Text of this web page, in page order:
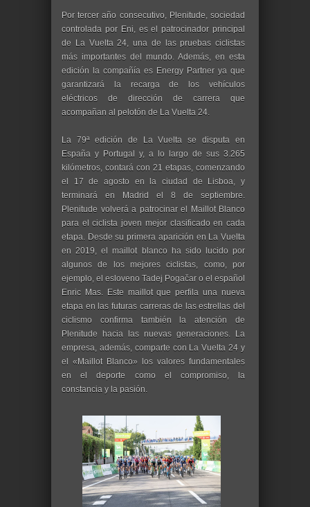
Por tercer año consecutivo, Plenitude, sociedad
controlada por Eni, es el patrocinador principal
de La Vuelta 24, una de las pruebas ciclistas
más importantes del mundo. Además, en esta
edición la compañía es Energy Partner ya que
garantizará la recarga de los vehículos
eléctricos de dirección de carrera que
acompañan al pelotón de La Vuelta 24.
La 79ª edición de La Vuelta se disputa en
España y Portugal y, a lo largo de sus 3.265
kilómetros, contará con 21 etapas, comenzando
el 17 de agosto en la ciudad de Lisboa, y
terminará en Madrid el 8 de septiembre.
Plenitude volverá a patrocinar el Maillot Blanco
para el ciclista joven mejor clasificado en cada
etapa. Desde su primera aparición en La Vuelta
en 2019, el maillot blanco ha sido lucido por
algunos de los mejores ciclistas, como, por
ejemplo, el esloveno Tadej Pogačar o el español
Enric Mas. Este maillot que perfila una nueva
etapa en las futuras carreras de las estrellas del
ciclismo confirma también la atención de
Plenitude hacia las nuevas generaciones. La
empresa, además, comparte con La Vuelta 24 y
el «Maillot Blanco» los valores fundamentales
en el deporte como el compromiso, la
constancia y la pasión.